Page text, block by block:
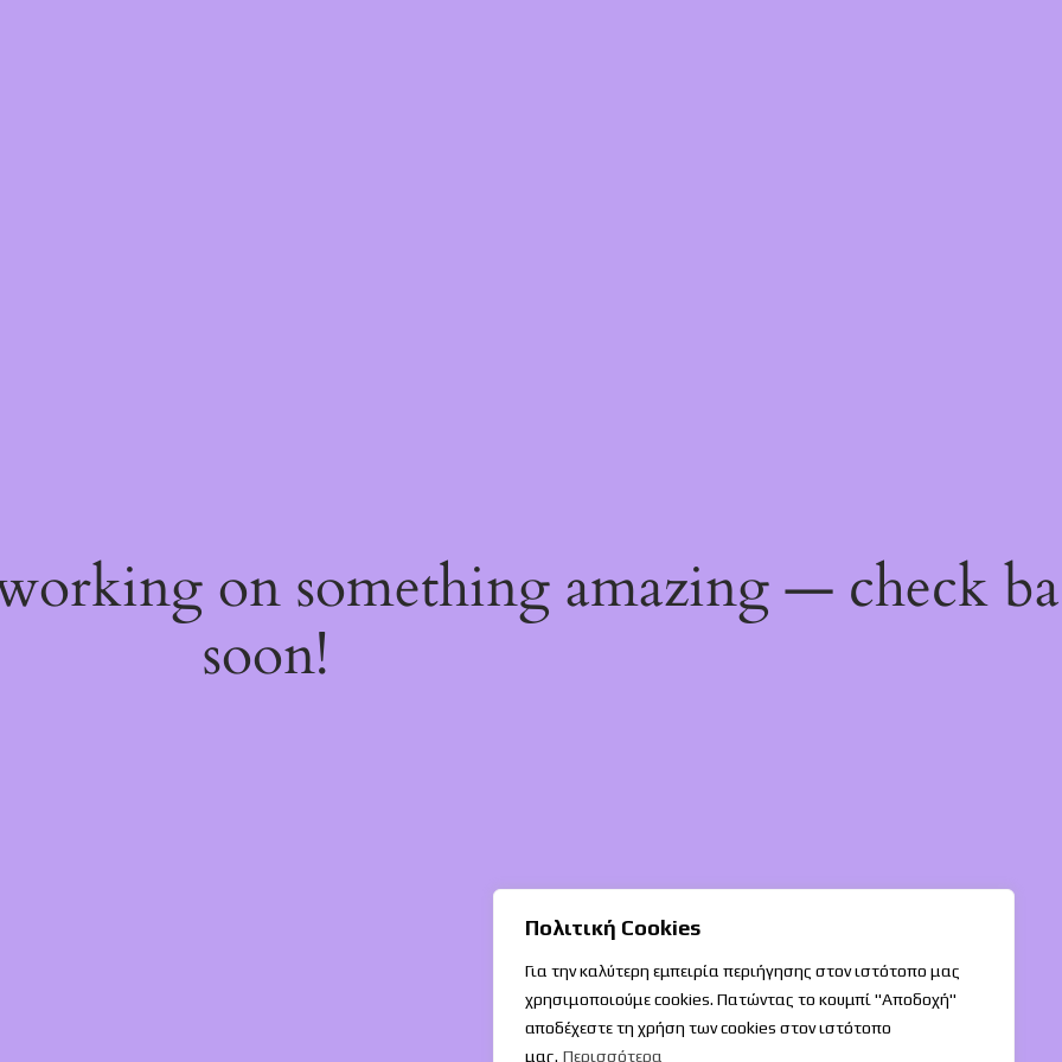
Πολιτική Cookies
Για την καλύτερη εμπειρία περιήγησης στον ιστότοπο μας
χρησιμοποιούμε cookies. Πατώντας το κουμπί "Αποδοχή"
αποδέχεστε τη χρήση των cookies στον ιστότοπο
μας. Περισσότερα
on something amazing — check
soon!